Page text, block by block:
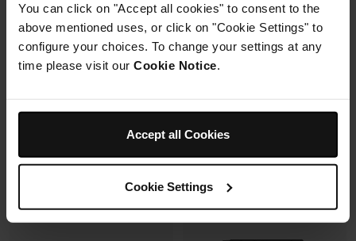
You can click on "Accept all cookies" to consent to the
above mentioned uses, or click on "Cookie Settings" to
configure your choices. To change your settings at any
time please visit our Cookie Notice.
Accept all Cookies
Cookie Settings
349,99 €
avec un même récipient.
Modulaire, compact, facile à
ranger et emporter.